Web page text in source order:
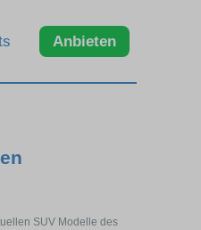
Anbieten
SUV Modelle des